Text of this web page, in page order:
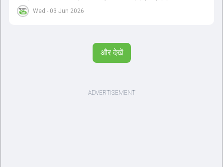
Wed - 03 Jun 2026
गांव में उनका भव्य स्वागत किया गया और स्थानीय लोगों ने उन्हें मिथिला की परंपरा
के अनुसार पाग और चादर भेंट की। वैभव के पिता संजीव सूर्यवंशी ने उन्हें 5 साल की
तैयारियां शुरू करेंगे। 9 जून से श्रीलंका के खिलाफ होने वाली ट्राई-सीरीज में वैभव
और देखें